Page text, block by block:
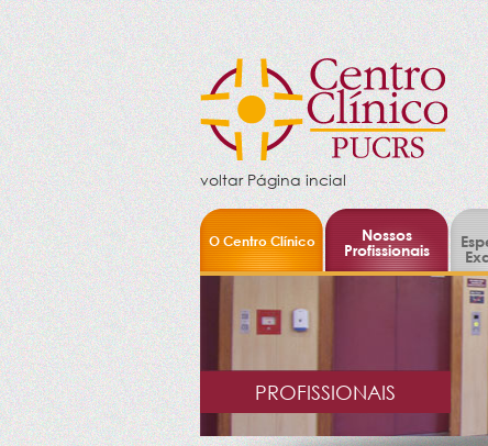
voltar Página incial
O Centro Clínico
Nossos
Profissionais
PROFISSIONAIS